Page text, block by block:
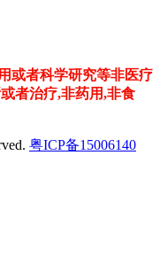
或者科学研究等非医疗
者治疗,非药用,非食
粤ICP备15006140